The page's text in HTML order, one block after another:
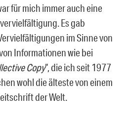
für mich immer auch eine
Es gab
im Sinne von
Informationen wie bei
Copy“, die ich seit 1977
wohl die älteste von einem
der Welt.